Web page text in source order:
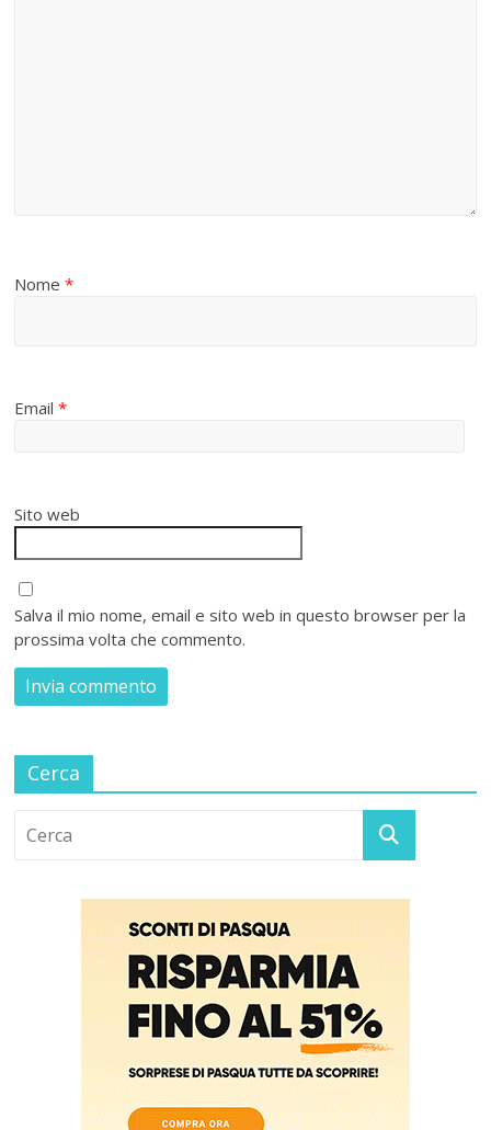
Nome*
Email*
Sito web
Salva il mio nome, email e sito web in questo browser per la
prossima volta che commento.
Cerca